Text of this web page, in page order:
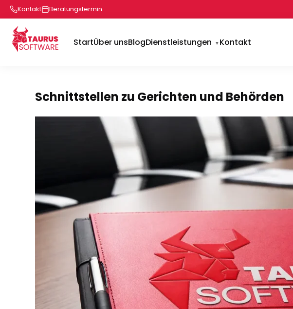
Kontakt Beratungstermin
StartÜber unsBlogDienstleistungen Kontakt
Schnittstellen zu Gerichten und Behörden